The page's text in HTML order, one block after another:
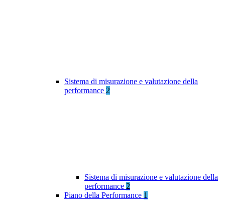
Sistema di misurazione e valutazione della
performance 2
Sistema di misurazione e valutazione della
performance 2
Piano della Performance 1